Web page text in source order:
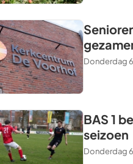
Donderdag
BAS 1
seizoen
Donderdag